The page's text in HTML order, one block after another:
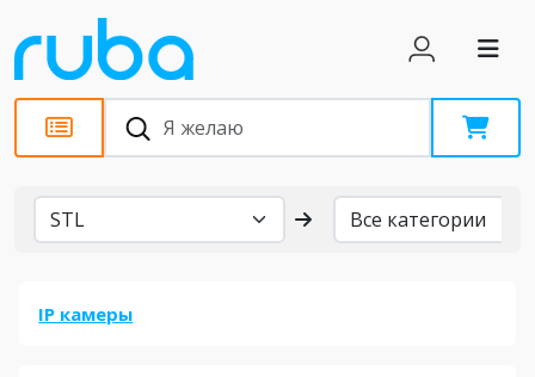
Бренды
IP камеры